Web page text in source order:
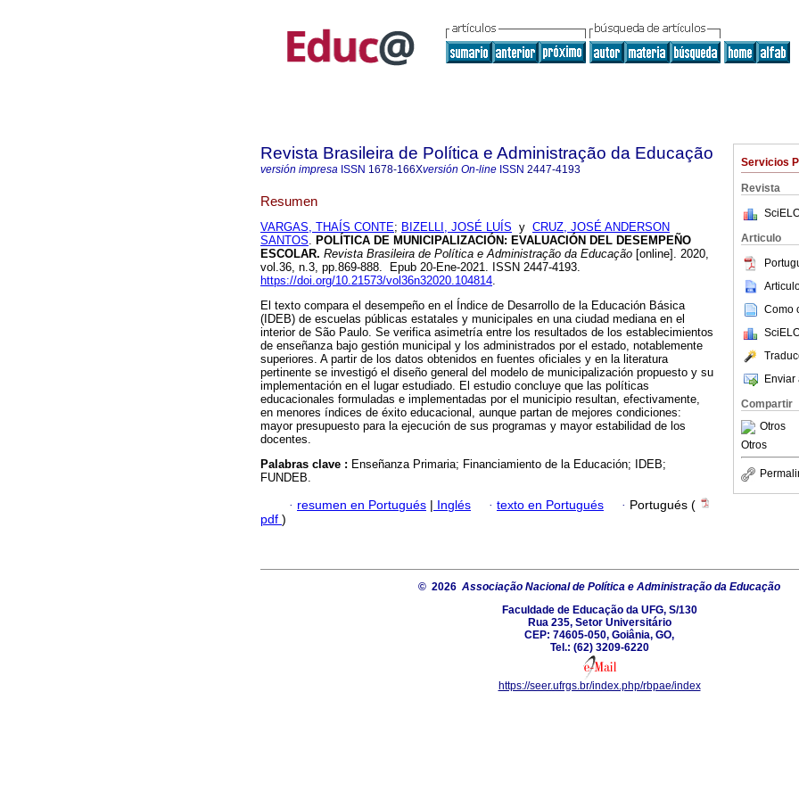
Servicios
Revista
Articulo
Como
Enviar
Compartir
Otros
Otros
Revista Brasileira de Política e Administração da Educação
versión impresa ISSN 1678-166Xversión On-line ISSN 2447-4193
Resumen
VARGAS, THAÍS CONTE; BIZELLI, JOSÉ LUÍS y CRUZ, JOSÉ ANDERSON
SANTOS. POLÍTICA DE MUNICIPALIZACIÓN: EVALUACIÓN DEL DESEMPEÑO
ESCOLAR. Revista Brasileira de Política e Administração da Educação [online]. 2020,
vol.36, n.3, pp.869-888. Epub 20-Ene-2021. ISSN 2447-4193.
https://doi.org/10.21573/vol36n32020.104814.
El texto compara el desempeño en el Índice de Desarrollo de la Educación Básica
(IDEB) de escuelas públicas estatales y municipales en una ciudad mediana en el
interior de São Paulo. Se verifica asimetría entre los resultados de los establecimientos
de enseñanza bajo gestión municipal y los administrados por el estado, notablemente
superiores. A partir de los datos obtenidos en fuentes oficiales y en la literatura
pertinente se investigó el diseño general del modelo de municipalización propuesto y su
implementación en el lugar estudiado. El estudio concluye que las políticas
educacionales formuladas e implementadas por el municipio resultan, efectivamente,
en menores índices de éxito educacional, aunque partan de mejores condiciones:
mayor presupuesto para la ejecución de sus programas y mayor estabilidad de los
docentes.
Palabras clave : Enseñanza Primaria; Financiamiento de la Educación; IDEB;
FUNDEB.
· resumen en Portugués | Inglés · texto en Portugués · Portugués (
pdf )
© 2026 Associação Nacional de Política e Administração da Educação
Faculdade de Educação da UFG, S/130
Rua 235, Setor Universitário
CEP: 74605-050, Goiânia, GO,
Tel.: (62) 3209-6220
https://seer.ufrgs.br/index.php/rbpae/index